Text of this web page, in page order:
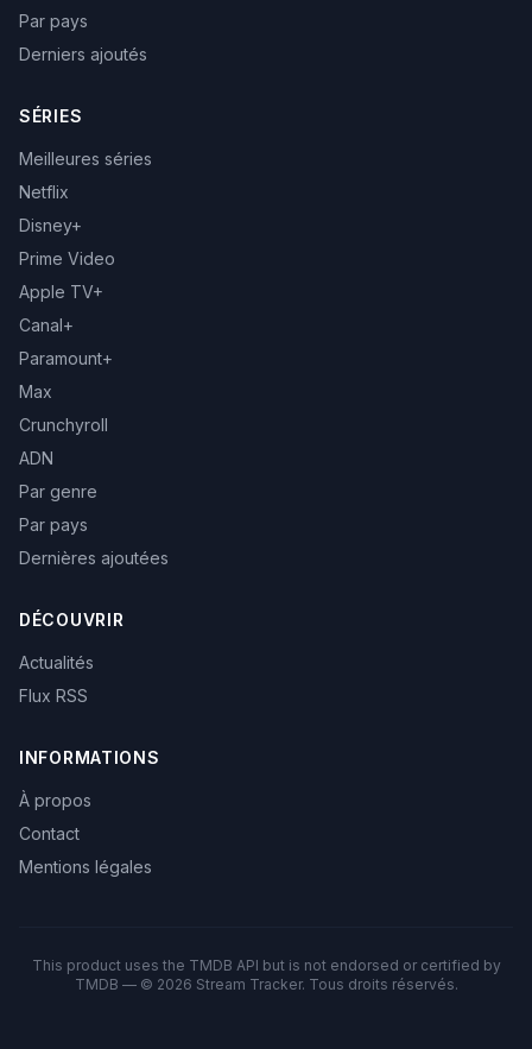
Par pays
Derniers ajoutés
SÉRIES
Meilleures séries
Netflix
Disney+
Prime Video
Apple TV+
Canal+
Paramount+
Max
Crunchyroll
ADN
Par genre
Par pays
Dernières ajoutées
DÉCOUVRIR
Actualités
Flux RSS
INFORMATIONS
À propos
Contact
Mentions légales
This product uses the TMDB API but is not endorsed or certified by
TMDB — © 2026 Stream Tracker. Tous droits réservés.